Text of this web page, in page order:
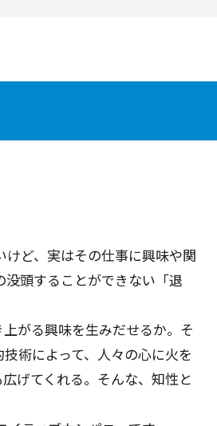
ど、実はその仕事に興味や関
頭することができない「退
がる興味を⽣みだせるか。そ
術によって、⼈々の⼼に⽕を
げてくれる。そんな、知性と